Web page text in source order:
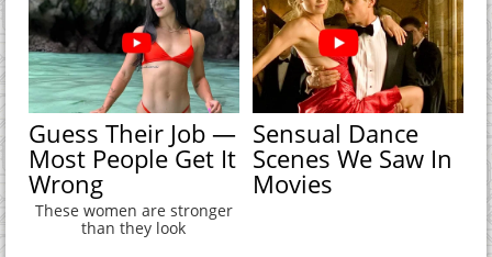
Guess Their Job —
Most People Get It
Wrong
These women are stronger
than they look
Sensual Dance
Scenes We Saw In
Movies